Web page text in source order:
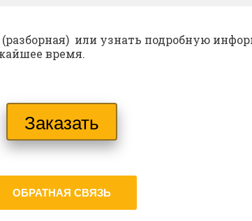
или узнать подробную
время.
Заказать
ОБРАТНАЯ СВЯЗЬ